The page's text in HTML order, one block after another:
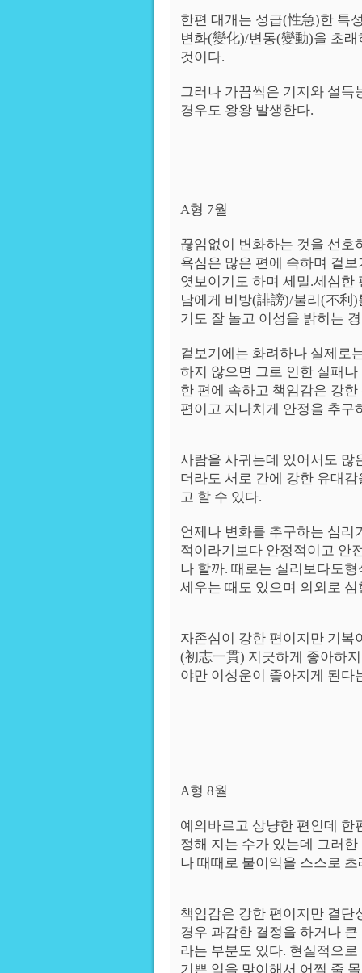
한편 대개는 성급(性急)한 특
변화(變化)/변동(變動)을 초
것이다.
그러나 가끔씩은 기지와 설득
경우도 왕왕 발생한다.
A형 7월
끊임없이 변화하는 것을 선호
욕심은 많은 편에 속하며 겉
엿보이기도 하며 세밀.세심한
남에게 비방(誹謗)/불리(不利
기도 잘 놀고 이성을 밝히는
겉보기에는 화려하나 실제로
하지 않으면 그로 인한 실패
한 편에 속하고 책임감은 강
편이고 지나치게 안정을 추구
사람을 사귀는데 있어서도 많
더라도 서로 간에 강한 유대
고 할 수 있다.
언제나 변화를 추구하는 심리
적이라기보다 안정적이고 안
나 할까. 때로는 실리보다도
세우는 때도 있으며 의외로
자존심이 강한 편이지만 기복
(初志一貫) 지긋하게 좋아하
야만 이성운이 좋아지게 된다
A형 8월
예의바르고 상냥한 편인데 한
정해 지는 수가 있는데 그러
나 때때로 불이익을 스스로
책임감은 강한 편이지만 결단
경우 과감한 결정을 하거나
라는 부분도 있다. 현실적으
기쁜 일을 맞이해서 어쩔 줄